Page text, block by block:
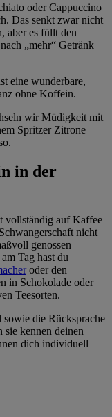
oder Cappuccino
Das senkt zwar nicht
aber es füllt den
„mehr“ Getränk
eine wunderbare,
ohne Koffein.
wir Müdigkeit mit
Spritzer Zitrone
in der
vollständig auf Kaffee
nicht
genossen
Tag hast du
oder den
in Schokolade oder
Teesorten.
die Rücksprache
kennen deinen
dich individuell